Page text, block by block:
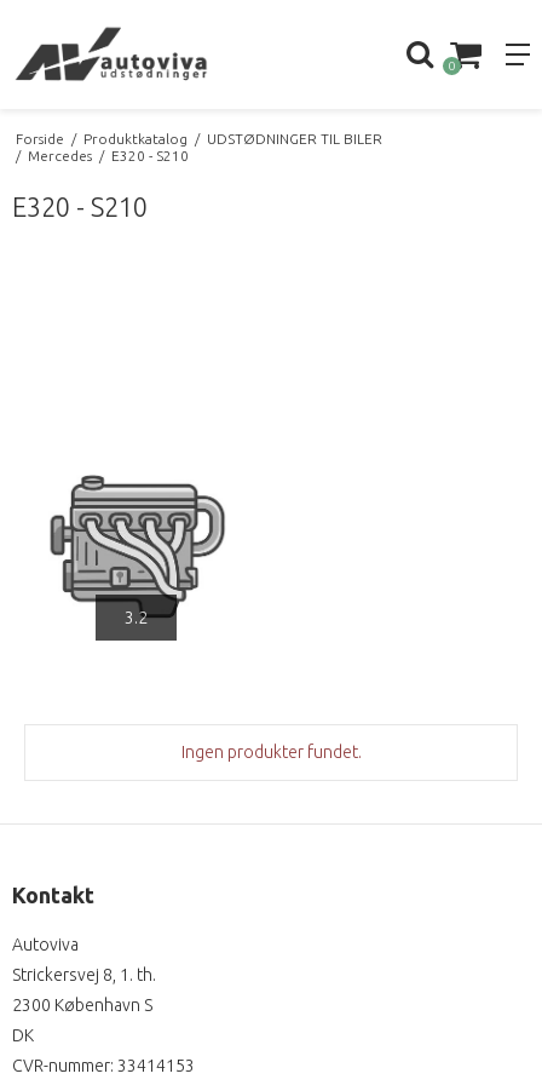
0
Forside / Produktkatalog / UDSTØDNINGER TIL BILER
/ Mercedes / E320 - S210
E320 - S210
3.2
Ingen produkter fundet.
Kontakt
Autoviva
Strickersvej 8, 1. th.
2300 København S
DK
CVR-nummer: 33414153